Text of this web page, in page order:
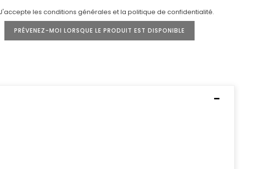
J'accepte les conditions générales et la politique de confidentialité.
PRÉVENEZ-MOI LORSQUE LE PRODUIT EST DISPONIBLE